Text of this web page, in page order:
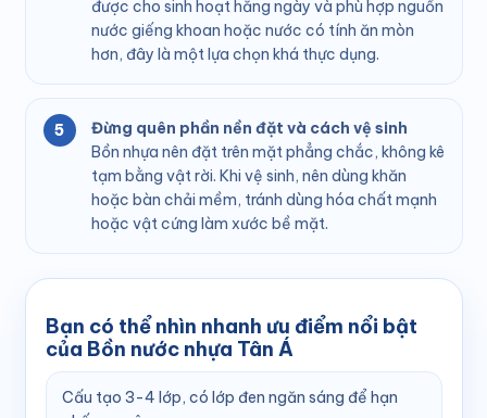
được cho sinh hoạt hằng ngày và phù hợp nguồn
nước giếng khoan hoặc nước có tính ăn mòn
hơn, đây là một lựa chọn khá thực dụng.
Đừng quên phần nền đặt và cách vệ sinh
Bồn nhựa nên đặt trên mặt phẳng chắc, không kê
tạm bằng vật rời. Khi vệ sinh, nên dùng khăn
hoặc bàn chải mềm, tránh dùng hóa chất mạnh
hoặc vật cứng làm xước bề mặt.
Bạn có thể nhìn nhanh ưu điểm nổi bật
của Bồn nước nhựa Tân Á
Cấu tạo 3-4 lớp, có lớp đen ngăn sáng để hạn